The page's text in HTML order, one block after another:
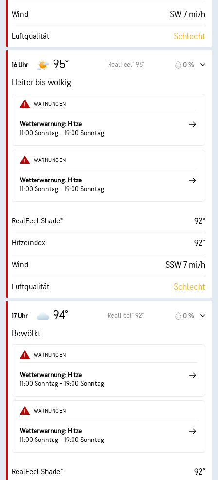
Wind SW 7 mi/h
Luftqualität Schlecht
Maximaler UV-Indexwert
Böen
Luftfeuch.
Taupunkt 51° F
Sichtweite
16 Uhr 95° RealFeel® 96° 0 %
Heiter bis wolkig
WARNUNGEN
Wetterwarnung: Hitze
11:00 Sonntag - 19:00 Sonntag
WARNUNGEN
Wetterwarnung: Hitze
11:00 Sonntag - 19:00 Sonntag
RealFeel Shade™ 92°
Hitzeindex 92°
Wind SSW 7 mi/h
Luftqualität Schlecht
Maximaler UV-Indexwert
Böen
Luftfeuch.
Taupunkt 50° F
Sichtweite
17 Uhr 94° RealFeel® 92° 0 %
Bewölkt
WARNUNGEN
Wetterwarnung: Hitze
11:00 Sonntag - 19:00 Sonntag
WARNUNGEN
Wetterwarnung: Hitze
11:00 Sonntag - 19:00 Sonntag
RealFeel Shade™ 92°